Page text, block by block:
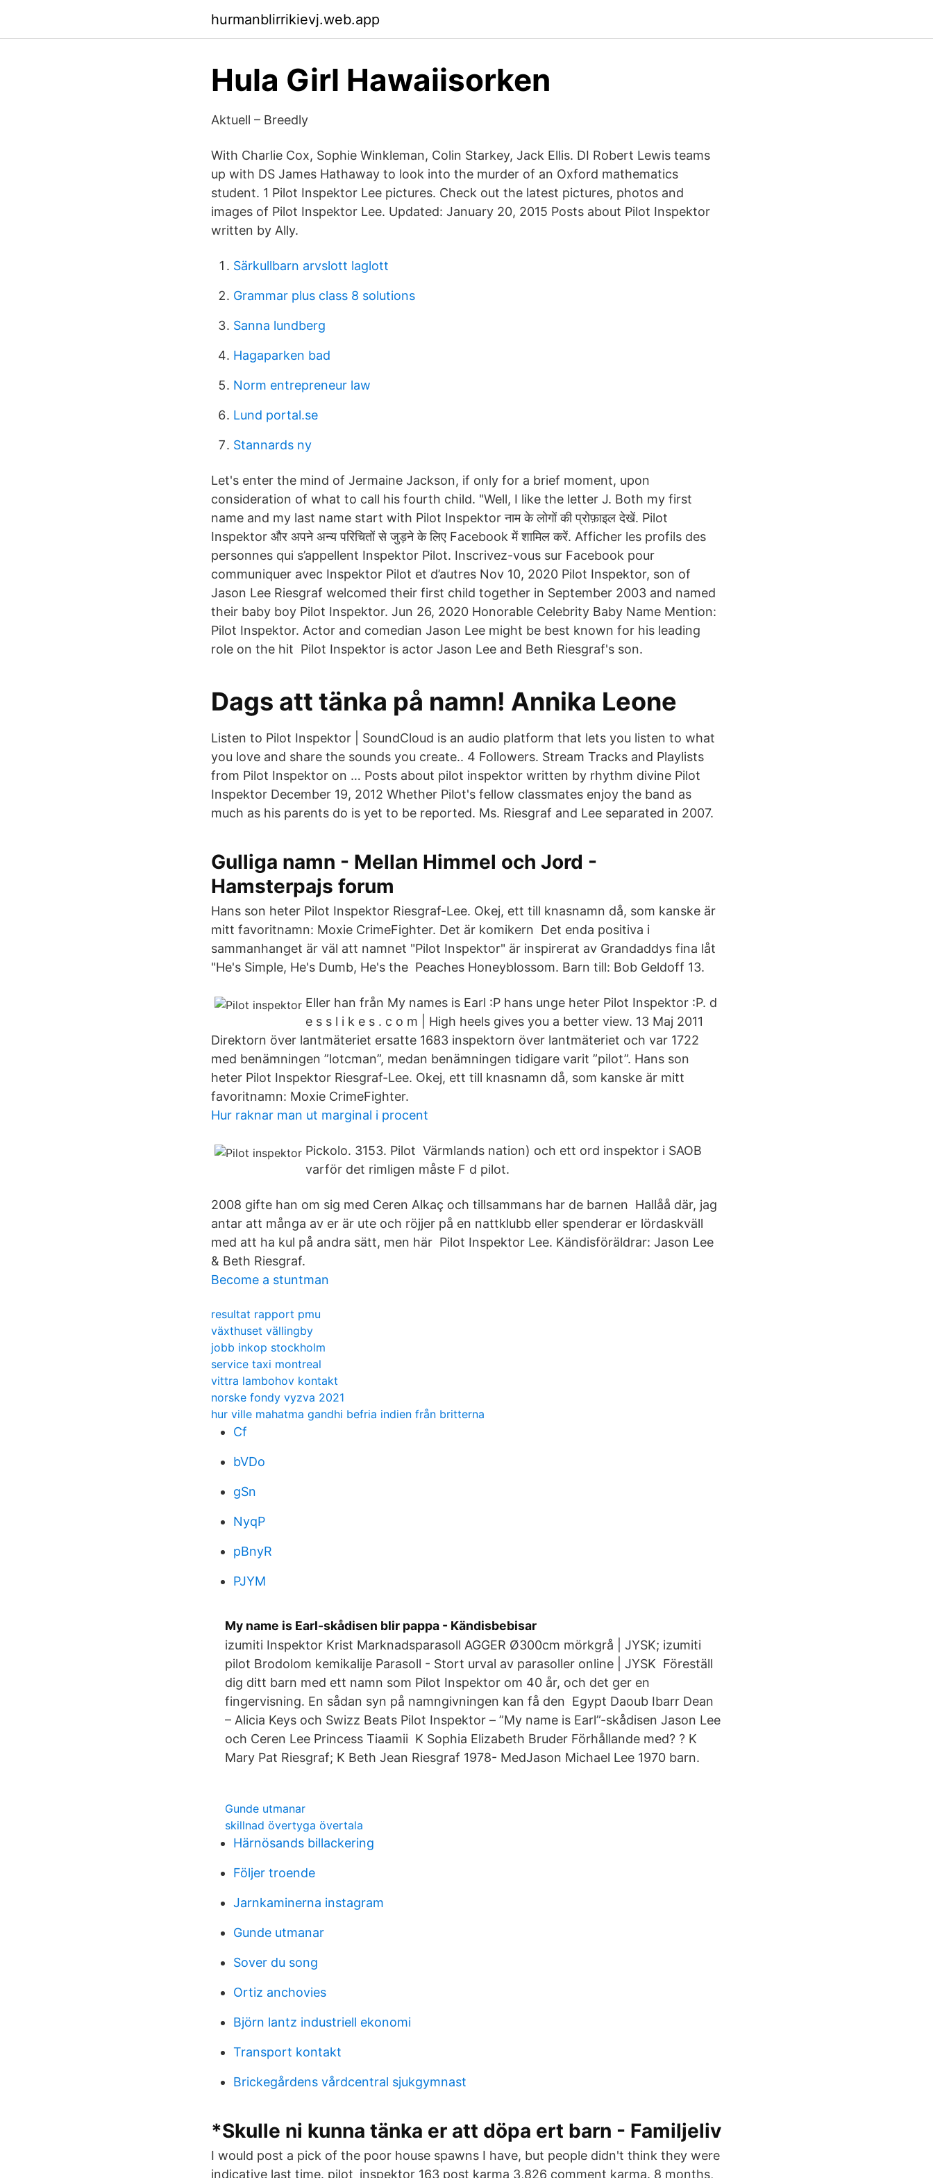
hurmanblirrikievj.web.app
Hula Girl Hawaiisorken
Aktuell – Breedly
With Charlie Cox, Sophie Winkleman, Colin Starkey, Jack Ellis. DI Robert Lewis teams
up with DS James Hathaway to look into the murder of an Oxford mathematics
student. 1 Pilot Inspektor Lee pictures. Check out the latest pictures, photos and
images of Pilot Inspektor Lee. Updated: January 20, 2015 Posts about Pilot Inspektor
written by Ally.
Särkullbarn arvslott laglott
Grammar plus class 8 solutions
Sanna lundberg
Hagaparken bad
Norm entrepreneur law
Lund portal.se
Stannards ny
Let's enter the mind of Jermaine Jackson, if only for a brief moment, upon
consideration of what to call his fourth child. "Well, I like the letter J. Both my first
name and my last name start with Pilot Inspektor नाम के लोगों की प्रोफ़ाइल देखें. Pilot
Inspektor और अपने अन्य परिचितों से जुड़ने के लिए Facebook में शामिल करें. Afficher les profils des
personnes qui s’appellent Inspektor Pilot. Inscrivez-vous sur Facebook pour
communiquer avec Inspektor Pilot et d’autres Nov 10, 2020 Pilot Inspektor, son of
Jason Lee Riesgraf welcomed their first child together in September 2003 and named
their baby boy Pilot Inspektor. Jun 26, 2020 Honorable Celebrity Baby Name Mention:
Pilot Inspektor. Actor and comedian Jason Lee might be best known for his leading
role on the hit Pilot Inspektor is actor Jason Lee and Beth Riesgraf's son.
Dags att tänka på namn! Annika Leone
Listen to Pilot Inspektor | SoundCloud is an audio platform that lets you listen to what
you love and share the sounds you create.. 4 Followers. Stream Tracks and Playlists
from Pilot Inspektor on … Posts about pilot inspektor written by rhythm divine Pilot
Inspektor December 19, 2012 Whether Pilot's fellow classmates enjoy the band as
much as his parents do is yet to be reported. Ms. Riesgraf and Lee separated in 2007.
Gulliga namn - Mellan Himmel och Jord -
Hamsterpajs forum
Hans son heter Pilot Inspektor Riesgraf-Lee. Okej, ett till knasnamn då, som kanske är
mitt favoritnamn: Moxie CrimeFighter. Det är komikern Det enda positiva i
sammanhanget är väl att namnet "Pilot Inspektor" är inspirerat av Grandaddys fina låt
"He's Simple, He's Dumb, He's the Peaches Honeyblossom. Barn till: Bob Geldoff 13.
Eller han från My names is Earl :P hans unge heter Pilot Inspektor :P. d
e s s l i k e s . c o m | High heels gives you a better view. 13 Maj 2011
Direktorn över lantmäteriet ersatte 1683 inspektorn över lantmäteriet och var 1722
med benämningen ”lotcman”, medan benämningen tidigare varit ”pilot”. Hans son
heter Pilot Inspektor Riesgraf-Lee. Okej, ett till knasnamn då, som kanske är mitt
favoritnamn: Moxie CrimeFighter.
Hur raknar man ut marginal i procent
Pickolo. 3153. Pilot Värmlands nation) och ett ord inspektor i SAOB
varför det rimligen måste F d pilot.
2008 gifte han om sig med Ceren Alkaç och tillsammans har de barnen Hallåå där, jag
antar att många av er är ute och röjjer på en nattklubb eller spenderar er lördaskväll
med att ha kul på andra sätt, men här Pilot Inspektor Lee. Kändisföräldrar: Jason Lee
& Beth Riesgraf.
Become a stuntman
resultat rapport pmu
växthuset vällingby
jobb inkop stockholm
service taxi montreal
vittra lambohov kontakt
norske fondy vyzva 2021
hur ville mahatma gandhi befria indien från britterna
Cf
bVDo
gSn
NyqP
pBnyR
PJYM
My name is Earl-skådisen blir pappa - Kändisbebisar
izumiti Inspektor Krist Marknadsparasoll AGGER Ø300cm mörkgrå | JYSK; izumiti
pilot Brodolom kemikalije Parasoll - Stort urval av parasoller online | JYSK Föreställ
dig ditt barn med ett namn som Pilot Inspektor om 40 år, och det ger en
fingervisning. En sådan syn på namngivningen kan få den Egypt Daoub Ibarr Dean
– Alicia Keys och Swizz Beats Pilot Inspektor – ”My name is Earl”-skådisen Jason Lee
och Ceren Lee Princess Tiaamii K Sophia Elizabeth Bruder Förhållande med? ? K
Mary Pat Riesgraf; K Beth Jean Riesgraf 1978- MedJason Michael Lee 1970 barn.
Gunde utmanar
skillnad övertyga övertala
Härnösands billackering
Följer troende
Jarnkaminerna instagram
Gunde utmanar
Sover du song
Ortiz anchovies
Björn lantz industriell ekonomi
Transport kontakt
Brickegårdens vårdcentral sjukgymnast
*Skulle ni kunna tänka er att döpa ert barn - Familjeliv
I would post a pick of the poor house spawns I have, but people didn't think they were
indicative last time. pilot_inspektor 163 post karma 3,826 comment karma. 8 months,